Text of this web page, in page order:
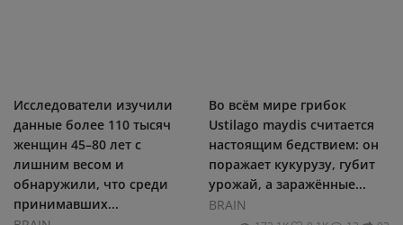
Исследователи изучили
данные более 110 тысяч
женщин 45–80 лет с
лишним весом и
обнаружили, что среди
принимавших...
Во всём мире грибок
Ustilago maydis считается
настоящим бедствием: он
поражает кукурузу, губит
урожай, а заражённые...
BRAIN